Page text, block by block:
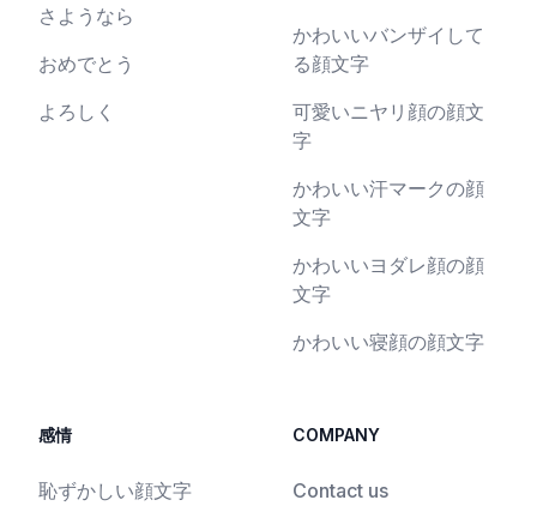
さようなら
おめでとう
よろしく
かわいいバンザイして
る顔文字
可愛いニヤリ顔の顔文
字
かわいい汗マークの顔
文字
かわいいヨダレ顔の顔
文字
かわいい寝顔の顔文字
感情
恥ずかしい顔文字
COMPANY
Contact us